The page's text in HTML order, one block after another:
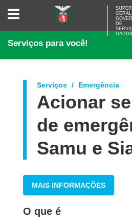
SUPERINTENDÊNCIA-
<BR>GOVERNANÇA
SERVIÇOS
DADOS
DE
DADOS
Serviços para você!
Serviços Emergência
Acionar
de
Samu e
MAIS INFORMAÇÕES
O que é